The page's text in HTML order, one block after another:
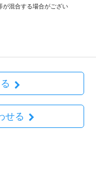
が混合する場合がござい
せる